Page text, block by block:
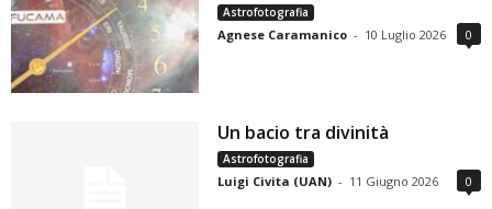
Astrofotografia
Agnese Caramanico - 10 Luglio 2026 0
Un bacio tra divinità
Astrofotografia
Luigi Civita (UAN) - 11 Giugno 2026 0